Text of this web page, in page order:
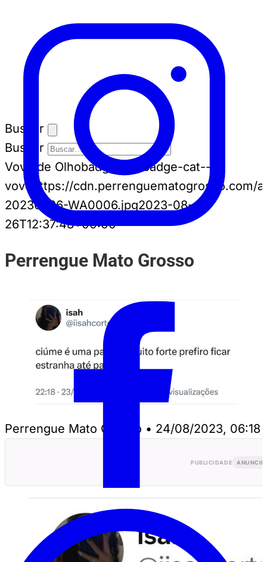
Buscar
Buscar
Vovô de Olhobadge-cat badge-cat--
vovo
https://cdn.perrenguematogrosso.com/
20230826-WA0006.jpg2023-08-
26T12:37:48+00:00
Perrengue Mato Grosso
Perrengue Mato Grosso • 24/08/2023, 06:18
PUBLICIDADE ANUNCIE